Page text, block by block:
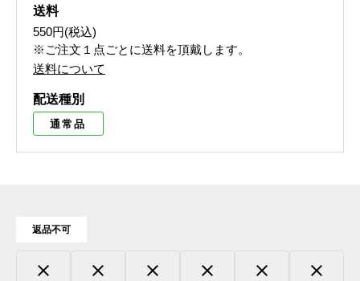
送料
550円(税込)
※ご注文１点ごとに送料を頂戴します。
送料について
配送種別
通常品
返品不可